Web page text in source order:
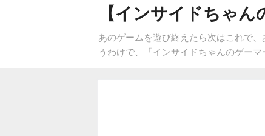
【インサイドちゃ
あのゲームを遊び終えたら次はこれで
うわけで、「インサイドちゃんのゲー